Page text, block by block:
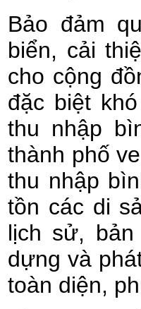
Bảo đảm
biển, cải
cho cộng
đặc biệt
thu nhập
thành phố
thu nhập
tồn các di
lịch sử,
dựng và
toàn diện,